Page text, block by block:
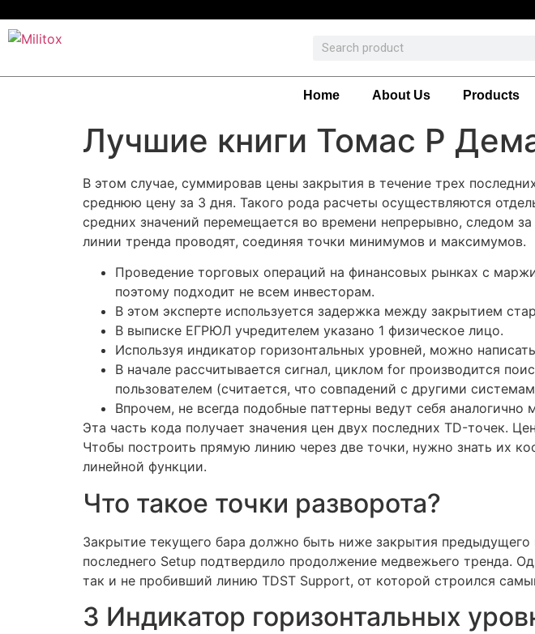
Home About Us Products
Лучшие книги Томас Р
В этом случае, суммировав цены закрытия в течение трех
среднюю цену за 3 дня. Такого рода расчеты осуществляются
средних значений перемещается во времени непрерывно, следом
линии тренда проводят, соединяя точки минимумов и максимумов.
Проведение торговых операций на финансовых рынках с
поэтому подходит не всем инвесторам.
В этом эксперте используется задержка между закрытием
В выписке ЕГРЮЛ учредителем указано 1 физическое лицо.
Используя индикатор горизонтальных уровней, можно
В начале рассчитывается сигнал, циклом for производится
пользователем (cчитается, что совпадений с другими
Впрочем, не всегда подобные паттерны ведут себя
Эта часть кода получает значения цен двух последних TD-точек.
Чтобы построить прямую линию через две точки, нужно знать их
линейной функции.
Что такое точки разворота?
Закрытие текущего бара должно быть ниже закрытия
последнего Setup подтвердило продолжение медвежьего тренда.
так и не пробивший линию TDST Support, от которой строился
3 Индикатор горизонтальных